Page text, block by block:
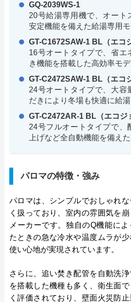
GQ-2039WS-1
20号給湯専用機で、オート
安定機能を備えた給湯専用モ
GT-C1672SAW-1 BL（エコ
16号オートタイプで、省エ
き機能を搭載した高効率モデ
GT-C2472SAW-1 BL（エコ
24号オートタイプで、大容
だきにより冬場も快適に給湯
GT-C2472AR-1 BL（エコジ
24号フルオートタイプで、
上げなど全自動機能を備え
パロマの特徴・強み
パロマは、シンプルでおしゃれ
く扱っており、室内の雰囲気を
メーカーです。独自のQ機能に
たときの急な冷水や温度ムラが
使い心地が実現されています。
さらに、追い焚き配管を自動洗
を搭載した機種も多く、衛生面
く評価されており、壁面火災防